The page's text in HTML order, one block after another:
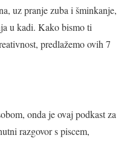
uz pranje zuba i šminkanje,
u kadi. Kako bismo ti
predlažemo ovih 7
onda je ovaj podkast za
razgovor s piscem,